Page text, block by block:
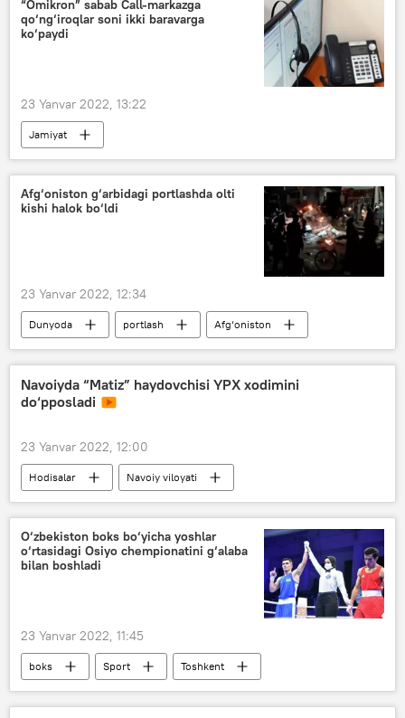
“Omikron” sabab Call-markazga
qo‘ng‘iroqlar soni ikki baravarga
ko‘paydi
23 Yanvar 2022, 13:22
Jamiyat
COVID-19 umumjahon pandemiyasi
Sog‘liqni saqlash vazirligi (SSV)
omikron shtammi
Afg‘oniston g‘arbidagi portlashda olti
kishi halok bo‘ldi
23 Yanvar 2022, 12:34
Dunyoda portlash Afg‘oniston
Navoiyda “Matiz” haydovchisi YPX xodimini
do‘pposladi
23 Yanvar 2022, 12:00
Hodisalar
Navoiy viloyati
Yo‘l-patrul xizmati (YPX)
O‘zbekiston boks bo‘yicha yoshlar
o‘rtasidagi Osiyo chempionatini g‘alaba
bilan boshladi
23 Yanvar 2022, 11:45
boks Sport
Toshkent
chempionat